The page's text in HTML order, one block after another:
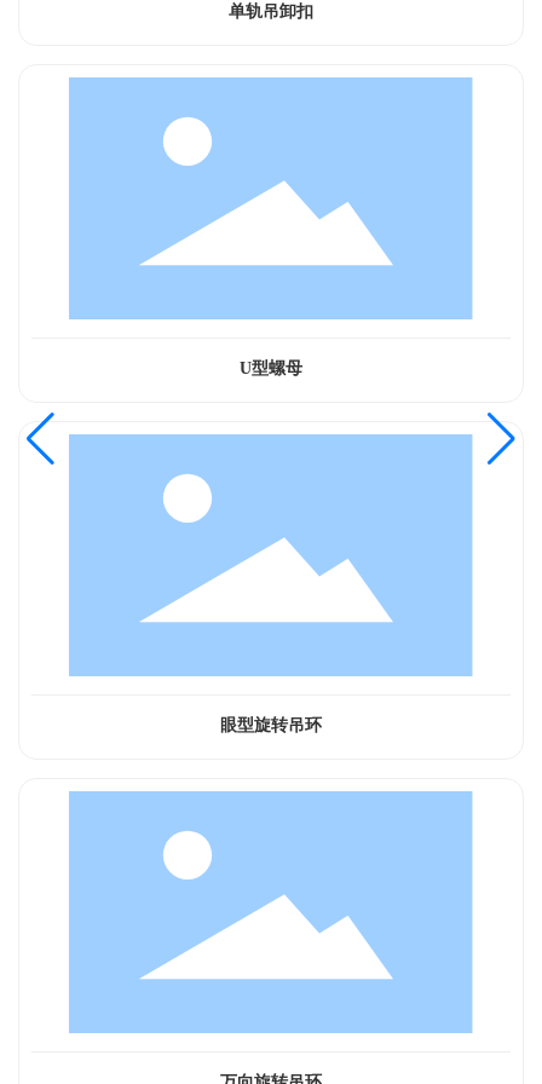
单轨吊卸扣
U型螺母
眼型旋转吊环